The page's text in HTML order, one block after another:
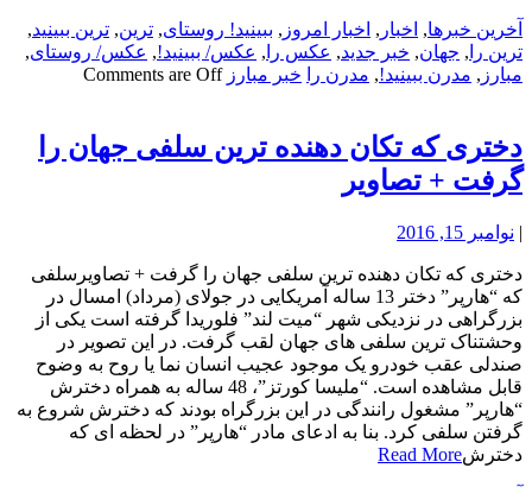
آخرین خبرها, اخبار , اخبار امروز , ببینید! روستای, ترین, ترین ببینید,
ترین را , جهان, خبر جدید, عکس را , عکس/ ببینید!, عکس/ روستای,
مبارز , مدرن ببینید!, مدرن را خبر مبارز Comments are Off
دختری که تکان دهنده ترین سلفی جهان را
گرفت + تصاویر
| نوامبر 15, 2016
دختری که تکان دهنده ترین سلفی جهان را گرفت + تصاویرسلفی
که “هارپر” دختر 13 ساله آمریکایی در جولای (مرداد) امسال در
بزرگراهی در نزدیکی شهر “میت لند” فلوریدا گرفته است یکی از
وحشتناک ترین سلفی های جهان لقب گرفت. در این تصویر در
صندلی عقب خودرو یک موجود عجیب انسان نما یا روح به وضوح
قابل مشاهده است. “ملیسا کورتز”، 48 ساله به همراه دخترش
“هارپر” مشغول رانندگی در این بزرگراه بودند که دخترش شروع به
گرفتن سلفی کرد. بنا به ادعای مادر “هارپر” در لحظه ای که
دخترشRead More